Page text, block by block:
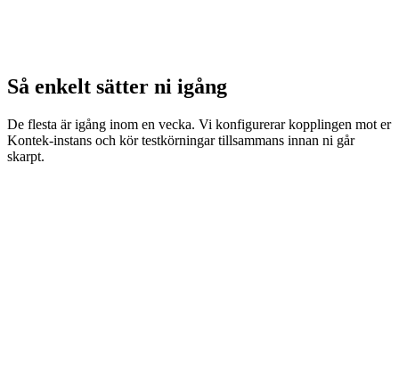
Så enkelt sätter ni igång
De flesta är igång inom en vecka. Vi konfigurerar kopplingen mot er
Kontek-instans och kör testkörningar tillsammans innan ni går
skarpt.